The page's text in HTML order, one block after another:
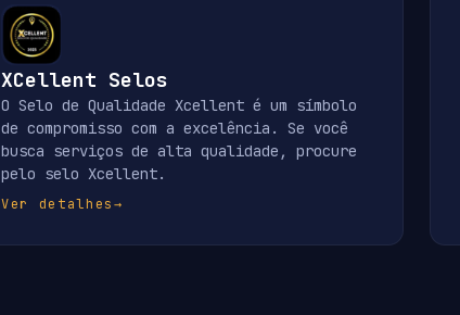
XCellent Selos
O Selo de Qualidade Xcellent é um símbolo
de compromisso com a excelência. Se você
busca serviços de alta qualidade, procure
pelo selo Xcellent.
Ver detalhes→